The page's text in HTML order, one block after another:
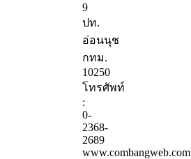
9
ปท.
อ่อนนุช
กทม.
10250
โทรศัพท์
:
0-
2368-
2689
www.combangweb.com